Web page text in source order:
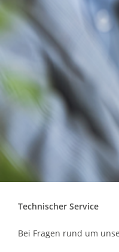
Technischer Service
Bei Fragen rund um